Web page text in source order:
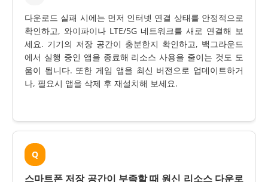
다운로드 실패 시에는 먼저 인터넷 연결 상태를 안정적으로
확인하고, 와이파이나 LTE/5G 네트워크를 새로 연결해 보
세요. 기기의 저장 공간이 충분한지 확인하고, 백그라운드
에서 실행 중인 앱을 종료해 리소스 사용을 줄이는 것도 도
움이 됩니다. 또한 게임 앱을 최신 버전으로 업데이트하거
나, 필요시 앱을 삭제 후 재설치해 보세요.
Q
스마트폰 저장 공간이 부족할 때 원신 리소스 다운로